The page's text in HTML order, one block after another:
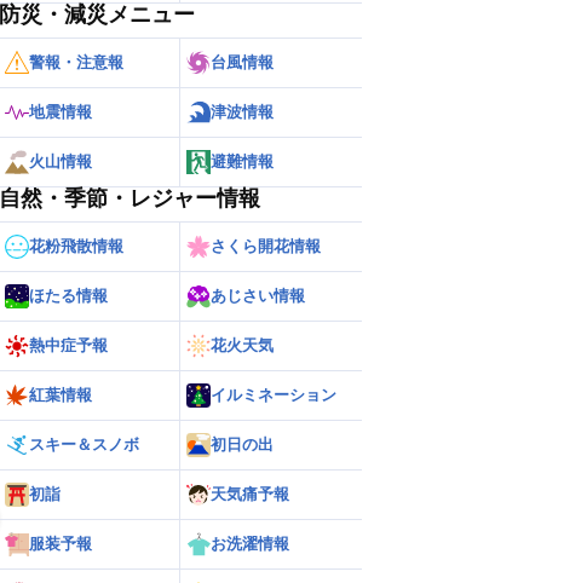
防災・減災メニュー
警報・注意報 台風情報
地震情報 津波情報
火山情報 避難情報
自然・季節・レジャー情報
花粉飛散情報 さくら開花情報
ほたる情報 あじさい情報
熱中症予報 花火天気
紅葉情報 イルミネーション
スキー＆スノボ 初日の出
初詣 天気痛予報
服装予報 お洗濯情報